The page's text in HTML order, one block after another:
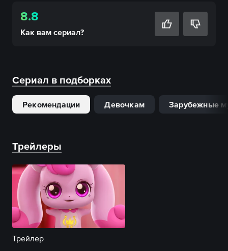
8.8
Как вам сериал?
Сериал в подборках
Рекомендации Девочкам Зарубежные
Трейлеры
Трейлер